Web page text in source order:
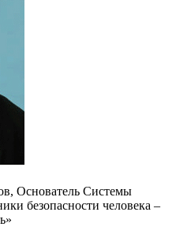
Основатель Системы
безопасности человека –